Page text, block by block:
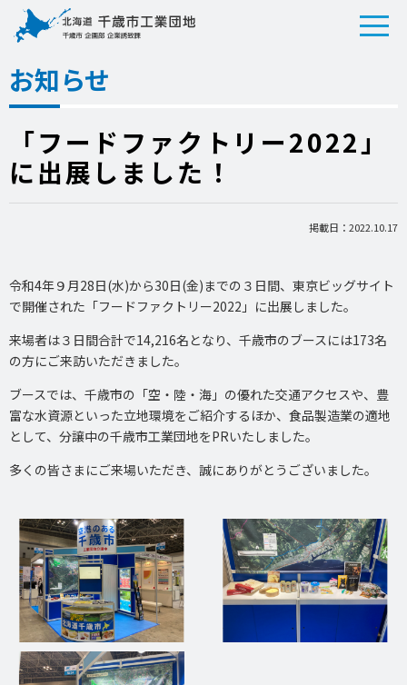
お知らせ
「フードファクトリー2022」
に出展しました！
掲載日：2022.10.17
令和4年９月28日(水)から30日(金)までの３日間、東京ビッグサイト
で開催された「フードファクトリー2022」に出展しました。
来場者は３日間合計で14,216名となり、千歳市のブースには173名
の方にご来訪いただきました。
ブースでは、千歳市の「空・陸・海」の優れた交通アクセスや、豊
富な水資源といった立地環境をご紹介するほか、食品製造業の適地
として、分譲中の千歳市工業団地をPRいたしました。
多くの皆さまにご来場いただき、誠にありがとうございました。